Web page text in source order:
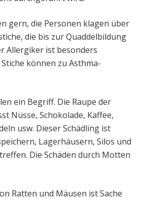
gern, die Personen klagen über
die bis zur Quaddelbildung
Allergiker ist besonders
können zu Asthma-
ein Begriff. Die Raupe der
Nüsse, Schokolade, Kaffee,
usw. Dieser Schädling ist
Lagerhäusern, Silos und
Die Schäden durch Motten
Ratten und Mäusen ist Sache